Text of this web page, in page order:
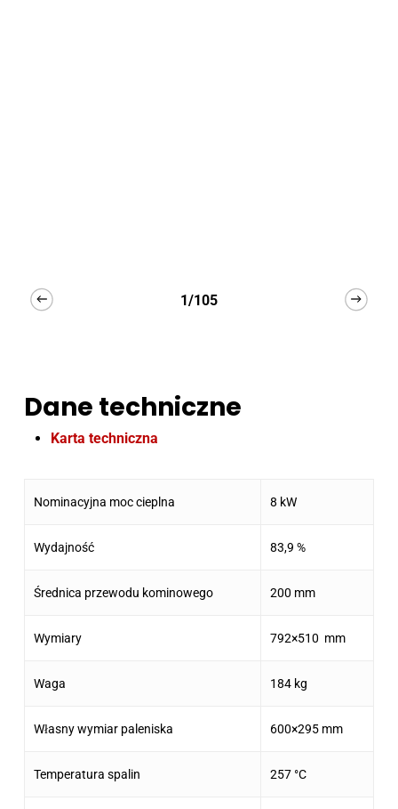
1/105
Dane techniczne
Karta techniczna
Nominacyjna moc cieplna 8 kW
Wydajność 83,9 %
Średnica przewodu kominowego 200 mm
Wymiary 792×510 mm
Waga 184 kg
Własny wymiar paleniska 600×295 mm
Temperatura spalin 257 °C